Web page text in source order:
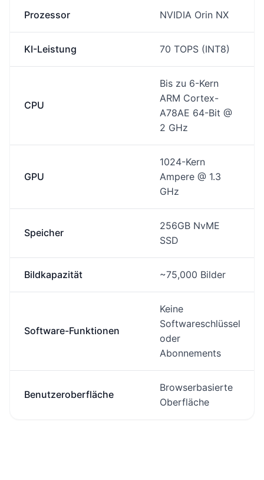
Prozessor NVIDIA Orin NX
KI-Leistung 70 TOPS (INT8)
CPU
Bis zu 6-Kern
ARM Cortex-
A78AE 64-Bit @
2 GHz
GPU
1024-Kern
Ampere @ 1.3
GHz
Speicher
256GB NvME
SSD
Bildkapazität ~75,000 Bilder
Software-Funktionen
Keine
Softwareschlüssel
oder
Abonnements
Benutzeroberfläche
Browserbasierte
Oberfläche